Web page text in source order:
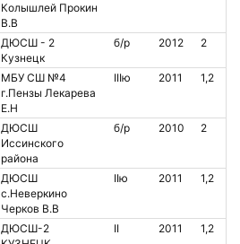
Колышлей Прокин
В.В
ДЮСШ - 2
Кузнецк
б/р 2012 2
МБУ СШ №4
г.Пензы Лекарева
Е.Н
IIIю 2011 1,2
ДЮСШ
Иссинского
района
б/р 2010 2
ДЮСШ
с.Неверкино
Черков В.В
IIю 2011 1,2
ДЮСШ-2
II 2011 1,2